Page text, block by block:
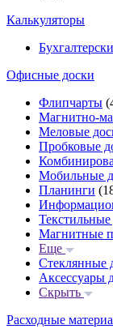
Калькуляторы
Офисные доски
Флипчарты
Магнитно-
Меловые
Пробковые
Мобильные
Планинги
Текстильные
Магнитные
Еще
Стеклянные
Аксессуары
Скрыть
Расходные